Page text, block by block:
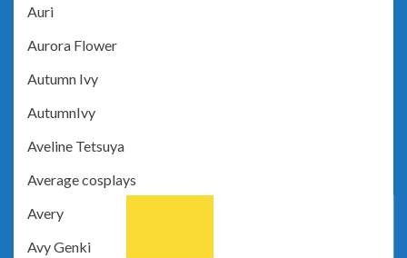
Auri
Aurora Flower
Autumn Ivy
AutumnIvy
Aveline Tetsuya
Average cosplays
Avery
Avy Genki